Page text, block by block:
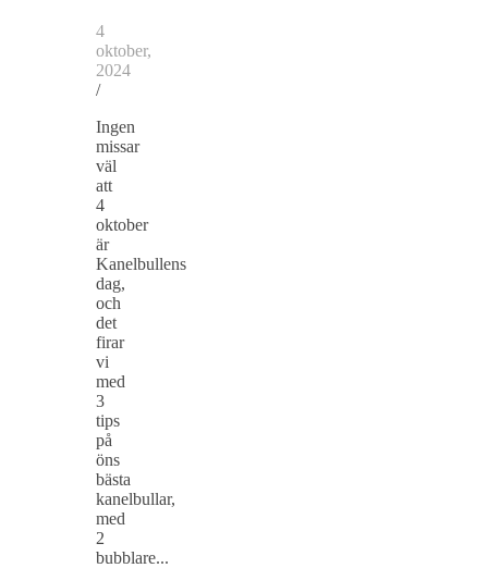
4
oktober,
2024
/
Ingen
missar
väl
att
4
oktober
är
Kanelbullens
dag,
och
det
firar
vi
med
3
tips
på
öns
bästa
kanelbullar,
med
2
bubblare...